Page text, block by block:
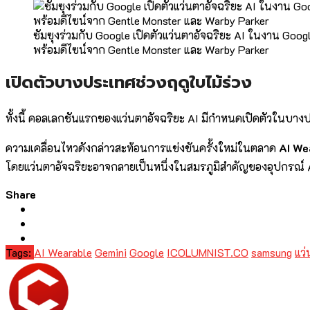
ซัมซุงร่วมกับ Google เปิดตัวแว่นตาอัจฉริยะ AI ในงาน
พร้อมดีไซน์จาก Gentle Monster และ Warby Parker
เปิดตัวบางประเทศช่วงฤดูใบไม้ร่วง
ทั้งนี้ คอลเลกชันแรกของแว่นตาอัจฉริยะ AI มีกำหนดเปิดตัวในบาง
ความเคลื่อนไหวดังกล่าวสะท้อนการแข่งขันครั้งใหม่ในตลาด AI
โดยแว่นตาอัจฉริยะอาจกลายเป็นหนึ่งในสมรภูมิสำคัญของอุปกร
Share
Tags: AI Wearable Gemini Google ICOLUMNIST.CO samsung แว่